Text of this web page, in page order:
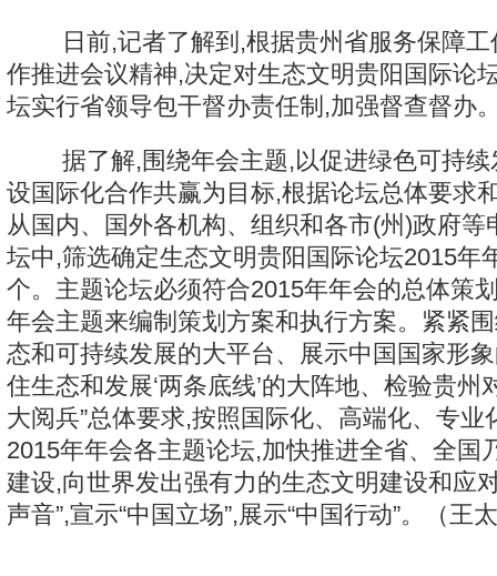
日前,记者了解到,根据贵州省服务保障工
作推进会议精神,决定对生态文明贵阳国际论
坛实行省领导包干督办责任制,加强督查督办
据了解,围绕年会主题,以促进绿色可持续
设国际化合作共赢为目标,根据论坛总体要求
从国内、国外各机构、组织和各市(州)政府等
坛中,筛选确定生态文明贵阳国际论坛2015年
个。主题论坛必须符合2015年年会的总体策
年会主题来编制策划方案和执行方案。紧紧
态和可持续发展的大平台、展示中国国家形
住生态和发展‘两条底线’的大阵地、检验贵州
大阅兵”总体要求,按照国际化、高端化、专业
2015年年会各主题论坛,加快推进全省、全国
建设,向世界发出强有力的生态文明建设和应
声音”,宣示“中国立场”,展示“中国行动”。（王